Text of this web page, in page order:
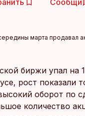
Сообщи
марта продавал
биржи упал на
рост показали
оборот по
количество